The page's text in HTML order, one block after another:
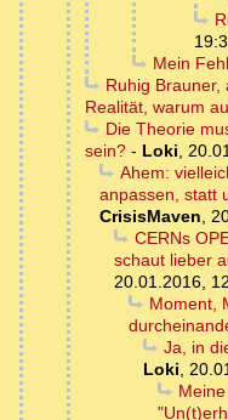
Mein
Ruhig Brauner,
Realität, warum
Die Theorie
sein? - Loki
Ahem:
anpassen, statt
CrisisMaven
CERNs
schaut lieber
20.01.2016,
Moment,
Ja, in
Loki